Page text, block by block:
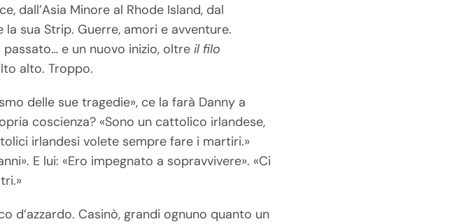
dall’Asia Minore al Rhode Island, dal
sua Strip. Guerre, amori e avventure.
e un nuovo inizio, oltre il filo
alto. Troppo.
delle sue tragedie», ce la farà Danny a
coscienza? «Sono un cattolico irlandese,
irlandesi volete sempre fare i martiri.»
E lui: «Ero impegnato a sopravvivere». «Ci
d’azzardo. Casinò, grandi ognuno quanto un